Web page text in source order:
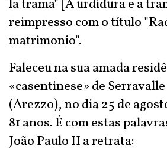
la trama" [A urdidura e a
reimpresso com o título
matrimonio".
Faleceu na sua amada
«casentinese» de
(Arezzo), no dia 25 de
81 anos. É com estas
João Paulo II a retrata: